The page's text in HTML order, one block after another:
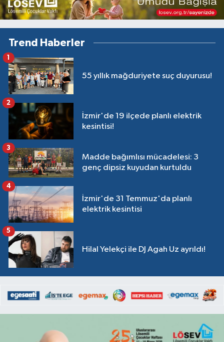
Trend Haberler
55 yıllık mağduriyete suç duyurusu!
1
İzmir'de 19 ilçede planlı elektrik
kesintisi!
2
Madde bağımlısı mücadelesi: 3
genç dipsiz kuyudan kurtuldu
3
İzmir'de 31 Temmuz'da planlı
elektrik kesintisi
4
Hilal Yelekçi ile DJ Agah Uz ayrıldı!
5